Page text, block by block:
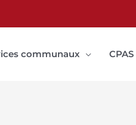
communaux CPAS